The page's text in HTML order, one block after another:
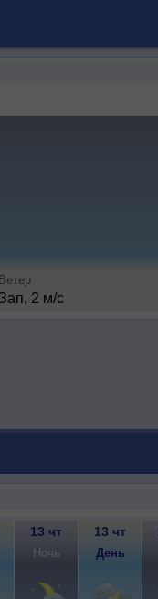
Ветер
Зап, 2 м/с
13 чт 13 чт
Ночь День